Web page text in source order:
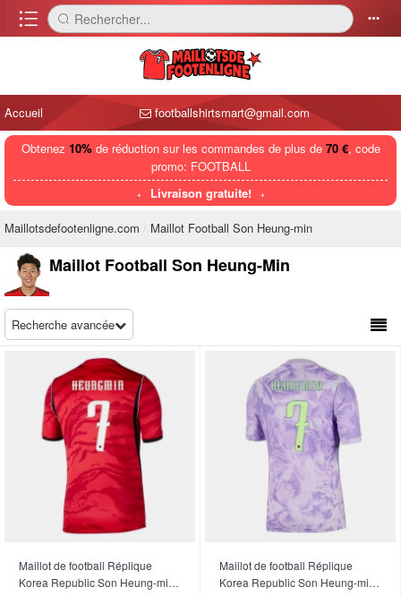
󰈍 󰅼 Rechercher... 󰄒
Accueil footballshirtsmart@gmail.com
Obtenez 10%de réduction sur les commandes de plus de 70 €, code
promo: FOOTBALL
Livraison gratuite!
Maillotsdefootenligne.com Maillot Football Son Heung-min
Maillot Football Son Heung-Min
Recherche avancée
Maillot de football Réplique
Korea Republic Son Heung-min
Maillot de football Réplique
Korea Republic Son Heung-min